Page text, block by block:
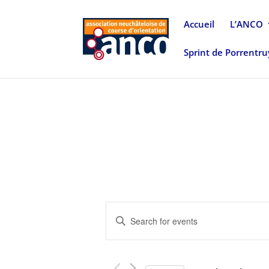
Accueil L’ANCO
Sprint de
Events
Search
and
Enter
Keyword.
Search